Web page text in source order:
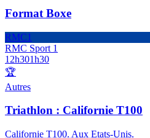
Format Boxe
RMC1
RMC Sport 1
12h301h30
🏆
Autres
Triathlon : Californie T100
Californie T100. Aux Etats-Unis.